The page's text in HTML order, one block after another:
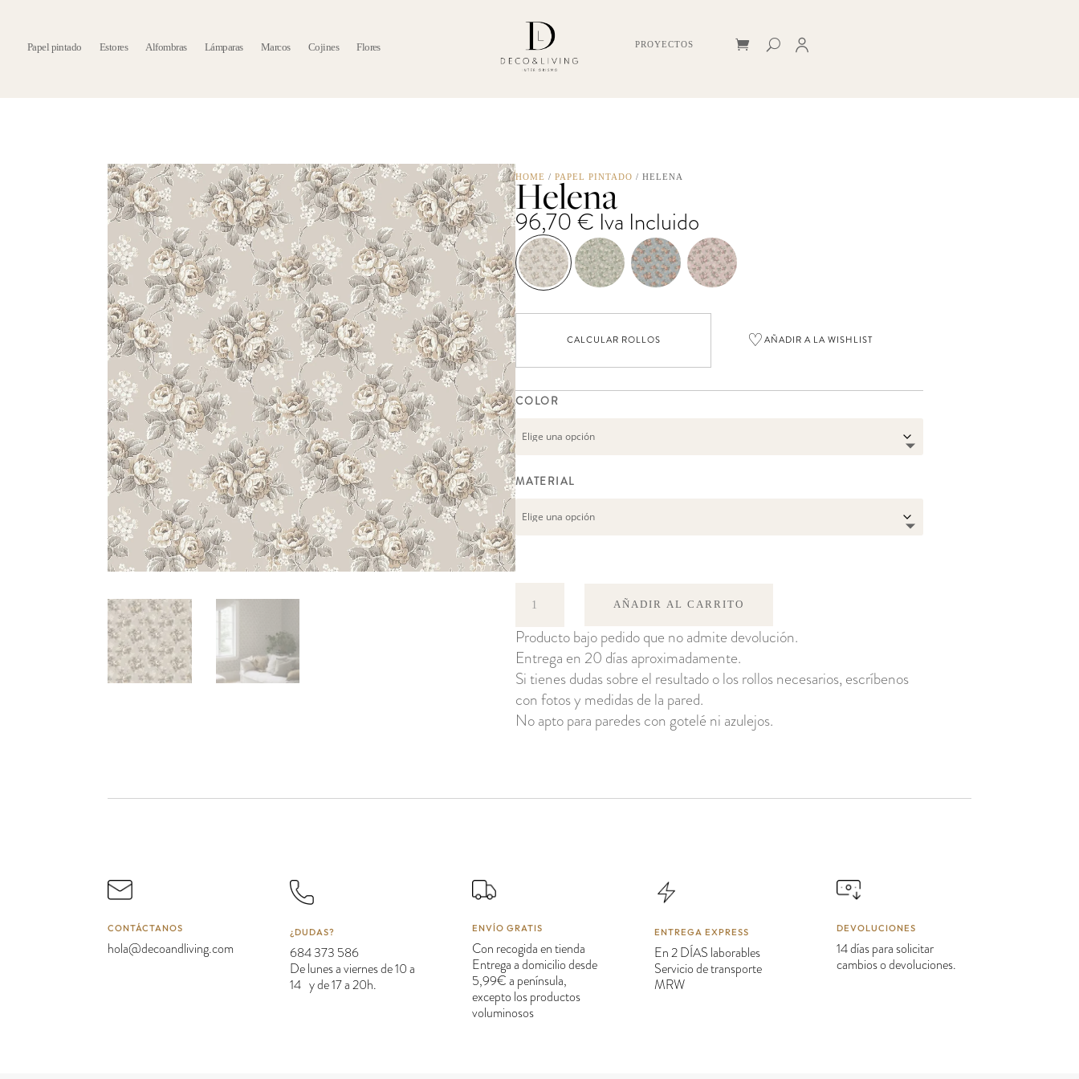
Papel pintado Estores Alfombras Lámparas Marcos Cojines Flores PROYECTOS
HOME /PAPEL PINTADO / HELENA
Helena
96,70€ Iva Incluido
CALCULAR ROLLOS ♡AÑADIR A LA WISHLIST
COLOR
MATERIAL
AÑADIR AL CARRITO
Producto bajo pedido que no admite devolución.
Entrega en 20 días aproximadamente.
Si tienes dudas sobre el resultado o los rollos necesarios, escríbenos
con fotos y medidas de la pared.
No apto para paredes con gotelé ni azulejos.
CONTÁCTANOS
hola@decoandliving.com
¿DUDAS?
684 373 586
De lunes a viernes de 10 a
14 y de 17 a 20h.
ENVÍO GRATIS
Con recogida en tienda
Entrega a domicilio desde
5,99€ a península,
excepto los productos
voluminosos
ENTREGA EXPRESS
En 2 DÍAS laborables
Servicio de transporte
MRW
DEVOLUCIONES
14 días para solicitar
cambios o devoluciones.